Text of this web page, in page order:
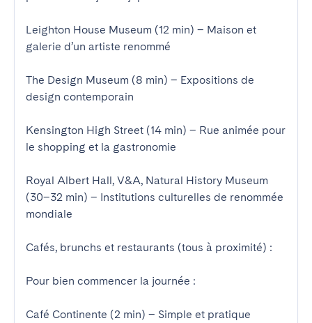
Leighton House Museum (12 min) – Maison et
galerie d’un artiste renommé
The Design Museum (8 min) – Expositions de
design contemporain
Kensington High Street (14 min) – Rue animée pour
le shopping et la gastronomie
Royal Albert Hall, V&A, Natural History Museum
(30–32 min) – Institutions culturelles de renommée
mondiale
Cafés, brunchs et restaurants (tous à proximité) :
Pour bien commencer la journée :
Café Continente (2 min) – Simple et pratique